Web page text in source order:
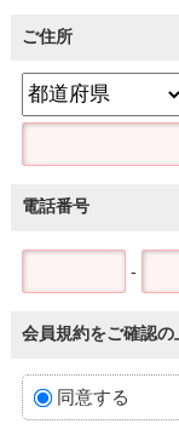
ご住所
電話番号
-
会員規約をご確認
同意する